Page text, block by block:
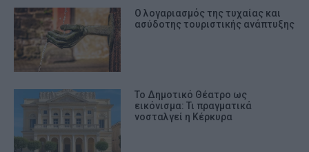
Ο λογαριασμός της τυχαίας και
ασύδοτης τουριστικής ανάπτυξης
Το Δημοτικό Θέατρο ως
εικόνισμα: Τι πραγματικά
νοσταλγεί η Κέρκυρα